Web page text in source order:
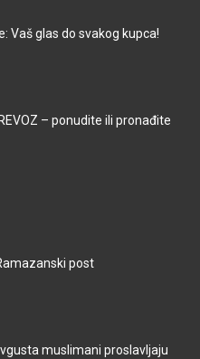
Vaš glas do svakog kupca!
– ponudite ili pronađite
post
muslimani proslavljaju